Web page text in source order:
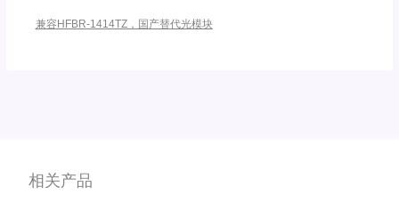
兼容HFBR-1414TZ，国产替代光模块
相关产品